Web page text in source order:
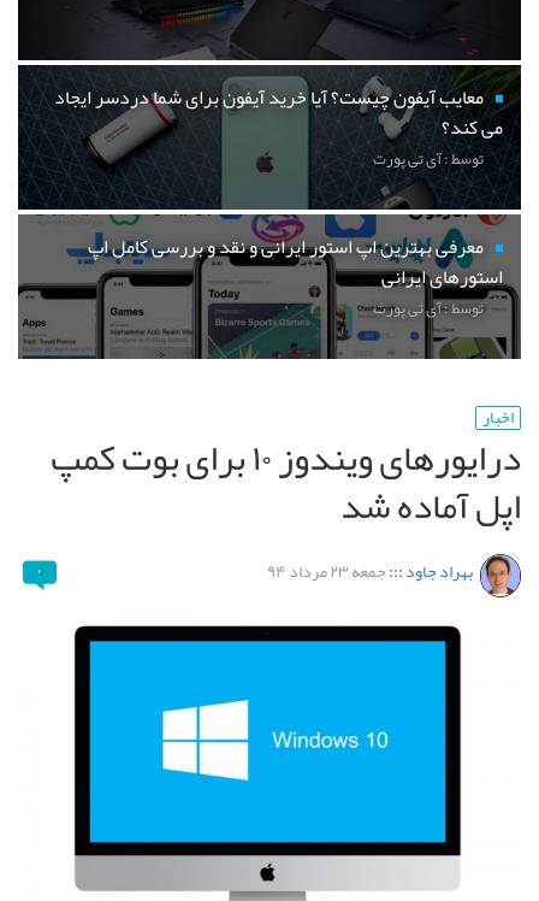
معایب آیفون چیست؟ آیا خرید آیفون برای شما دردسر ایجاد
می کند؟
توسط : آی تی پورت
معرفی بهترین اپ استور ایرانی و نقد و بررسی کامل اپ
استورهای ایرانی
توسط : آی تی پورت
اخبار
درایورهای ویندوز ۱۰ برای بوت کمپ
اپل آماده شد
بهراد جاود:::جمعه ۲۳ مرداد ۹۴ ۰